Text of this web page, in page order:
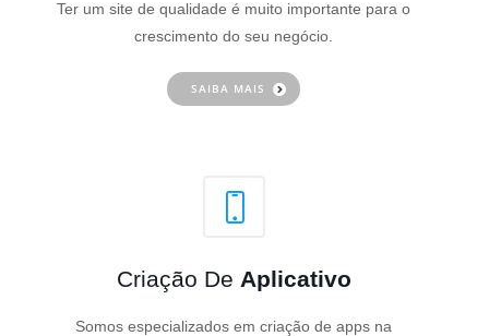
Ter um site de qualidade é muito importante para o
crescimento do seu negócio.
SAIBA MAIS
Criação De Aplicativo
Somos especializados em criação de apps na